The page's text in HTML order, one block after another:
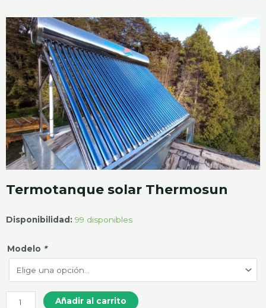
Termotanque solar Thermosun
Disponibilidad: 99 disponibles
Modelo *
Termotanque
Thermosun
Añadir al carrito